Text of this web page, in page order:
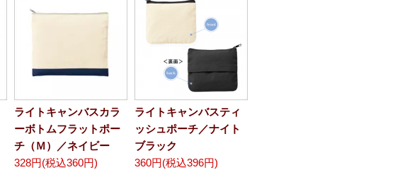
ライトキャンバスカラ
ーボトムフラットポー
チ（Ｍ）／ネイビー
328円(税込360円)
ライトキャンバスティ
ッシュポーチ／ナイト
ブラック
360円(税込396円)